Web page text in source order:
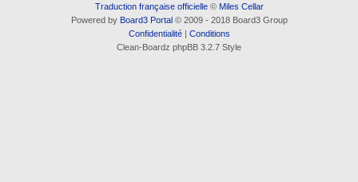
Traduction française officielle© Miles Cellar
Powered by Board3 Portal© 2009 - 2018 Board3 Group
Confidentialité| Conditions
Clean-Boardz phpBB 3.2.7 Style